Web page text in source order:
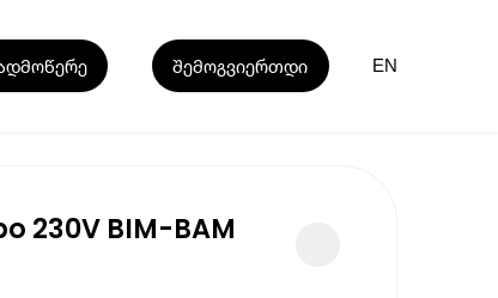
შემოგვიერთდი EN
230V BIM-BAM